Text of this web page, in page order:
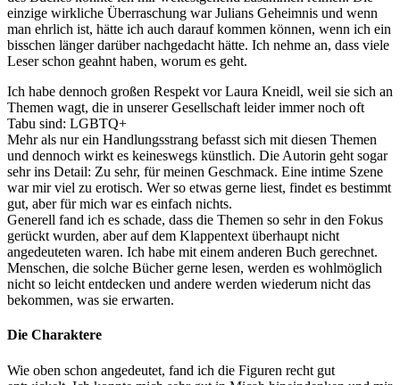
einzige wirkliche Überraschung war Julians Geheimnis und wenn
man ehrlich ist, hätte ich auch darauf kommen können, wenn ich ein
bisschen länger darüber nachgedacht hätte. Ich nehme an, dass viele
Leser schon geahnt haben, worum es geht.
Ich habe dennoch großen Respekt vor Laura Kneidl, weil sie sich an
Themen wagt, die in unserer Gesellschaft leider immer noch oft
Tabu sind: LGBTQ+
Mehr als nur ein Handlungsstrang befasst sich mit diesen Themen
und dennoch wirkt es keineswegs künstlich. Die Autorin geht sogar
sehr ins Detail: Zu sehr, für meinen Geschmack. Eine intime Szene
war mir viel zu erotisch. Wer so etwas gerne liest, findet es bestimmt
gut, aber für mich war es einfach nichts.
Generell fand ich es schade, dass die Themen so sehr in den Fokus
gerückt wurden, aber auf dem Klappentext überhaupt nicht
angedeuteten waren. Ich habe mit einem anderen Buch gerechnet.
Menschen, die solche Bücher gerne lesen, werden es wohlmöglich
nicht so leicht entdecken und andere werden wiederum nicht das
bekommen, was sie erwarten.
Die Charaktere
Wie oben schon angedeutet, fand ich die Figuren recht gut